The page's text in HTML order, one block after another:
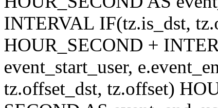
INTERVAL IF(tz.is_dst,
HOUR_SECOND +
event_start_user,
tz.offset_dst, tz.offset)